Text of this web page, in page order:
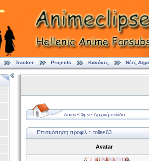
Tracker Projects Κανόνες Νέες
AnimeClipse Αρχική σελίδα
Επισκόπηση προφίλ :: tolias63
Avatar